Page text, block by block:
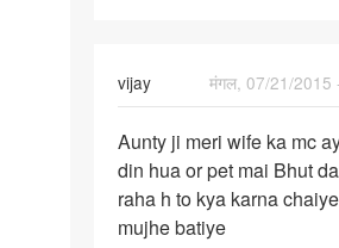
Mar
vijay
मंगल, 07/21/2015
Aunty
ji
meri
wife
Aunty ji meri wife ka mc
din hua or pet mai Bhut
raha h to kya karna
mujhe batiye